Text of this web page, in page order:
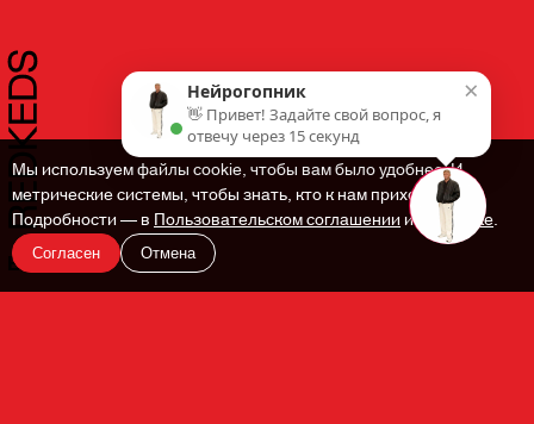
En
Мы используем файлы cookie, чтобы вам было удобнее. И
метрические системы, чтобы знать, кто к нам приходит.
Подробности — вПользовательском соглашениии Политике.
Согласен Отмена
×
Нейрогопник
👋 Привет! Задайте свой вопрос, я
отвечу через 15 секунд